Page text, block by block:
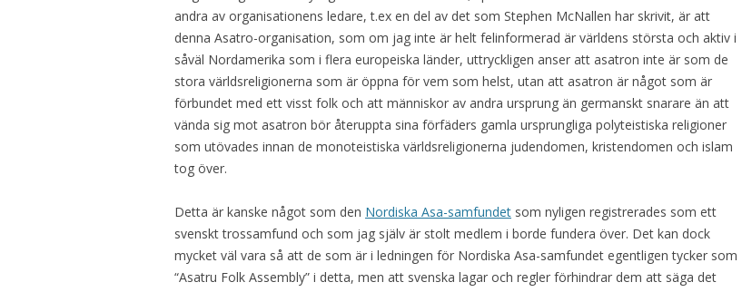
andra av organisationens ledare, t.ex en del av det som Stephen McNallen har skrivit, är att
denna Asatro-organisation, som om jag inte är helt felinformerad är världens största och aktiv i
såväl Nordamerika som i flera europeiska länder, uttryckligen anser att asatron inte är som de
stora världsreligionerna som är öppna för vem som helst, utan att asatron är något som är
förbundet med ett visst folk och att människor av andra ursprung än germanskt snarare än att
vända sig mot asatron bör återuppta sina förfäders gamla ursprungliga polyteistiska religioner
som utövades innan de monoteistiska världsreligionerna judendomen, kristendomen och islam
tog över.
Detta är kanske något som den Nordiska Asa-samfundet som nyligen registrerades som ett
svenskt trossamfund och som jag själv är stolt medlem i borde fundera över. Det kan dock
mycket väl vara så att de som är i ledningen för Nordiska Asa-samfundet egentligen tycker som
“Asatru Folk Assembly” i detta, men att svenska lagar och regler förhindrar dem att säga det